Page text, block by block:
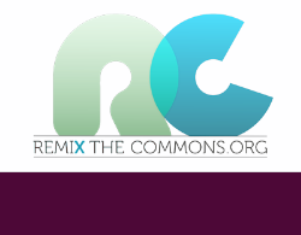
PLATEFORME MULTIMÉDIA OUVERTE ET COLLABORATIVE SUR LES COMMUNS